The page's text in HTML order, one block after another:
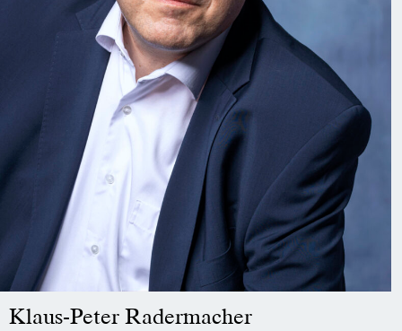
Klaus-Peter Radermacher